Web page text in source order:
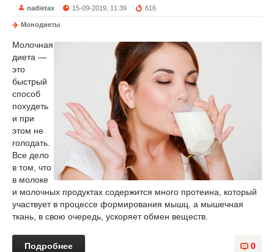
nadietax 15-09-2019, 11:39 616
Монодиеты
Молочная
диета —
это
быстрый
способ
похудеть
и при
этом не
голодать.
Все дело
в том, что
в молоке
и молочных продуктах содержится много протеина, который
участвует в процессе формирования мышц. а мышечная
ткань, в свою очередь, ускоряет обмен веществ.
0
Подробнее